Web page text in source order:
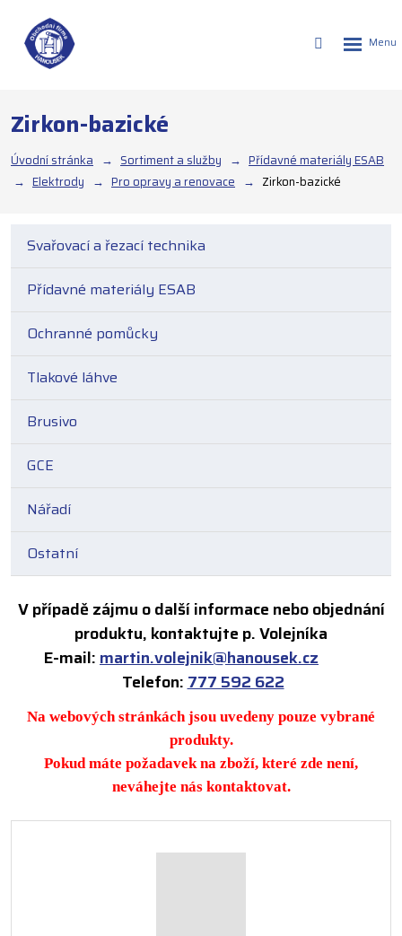
Zirkon-bazické
Úvodní stránka Sortiment a služby
Přídavné materiály ESAB
Elektrody
Pro opravy a renovace Zirkon-bazické
Svařovací a řezací technika
Přídavné materiály ESAB
Ochranné pomůcky
Tlakové láhve
Brusivo
GCE
Nářadí
Ostatní
V případě zájmu o další informace nebo objednání
produktu, kontaktujte p. Volejníka
E-mail:martin.volejnik@hanousek.cz
Telefon:777 592 622
Na webových stránkách jsou uvedeny pouze vybrané
produkty.
Pokud máte požadavek na zboží, které zde není,
neváhejte nás kontaktovat.